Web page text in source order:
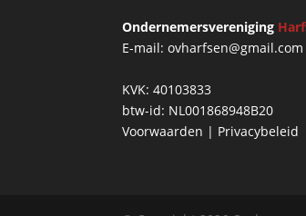
Ondernemersvereniging
E-mail: ovharfsen@gmail.com
KVK: 40103833
btw-id: NL001868948B20
Voorwaarden | Privacybeleid